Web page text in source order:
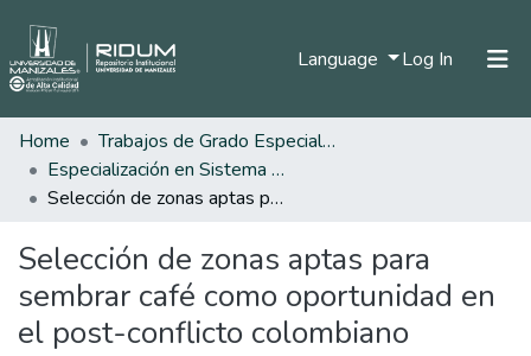
Language Log In (current)
Statistics
Home
Trabajos de Grado Especializaciones
Especialización en Sistema de Información Geográfica
Selección de zonas aptas para sembrar café como oportunidad en el post-conflicto colombiano
Selección de zonas aptas para
sembrar café como oportunidad en
el post-conflicto colombiano